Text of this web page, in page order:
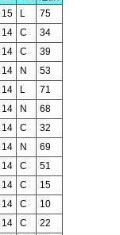
15 L
75
14 C
34
14 C
39
14 N
53
14 L
71
14 N
68
14 C
32
14 N
69
14 C
51
14 C
15
14 C
10
14 C
22